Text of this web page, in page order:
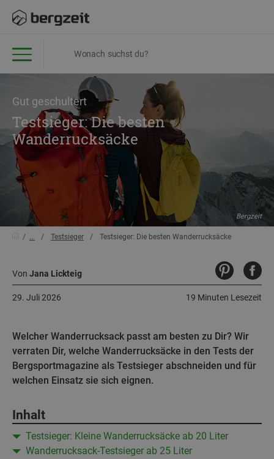
Gut geschultert
Testsieger: Die besten
Wanderrucksäcke
Bergzeit
... Testsieger Testsieger: Die besten Wanderrucksäcke
Von Jana Lickteig
19 Minuten Lesezeit
29. Juli 2026
Welcher Wanderrucksack passt am besten zu Dir? Wir
verraten Dir, welche Wanderrucksäcke in den Tests der
Bergsportmagazine als Testsieger abschneiden und für
welchen Einsatz sie sich eignen.
Inhalt
Testsieger: Kleine Wanderrucksäcke ab 20 Liter
Wanderrucksack-Testsieger ab 25 Liter